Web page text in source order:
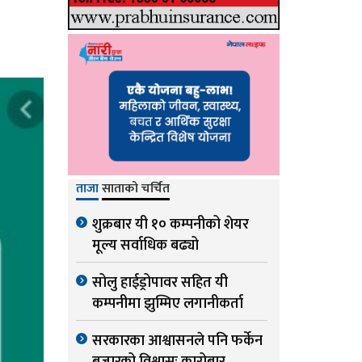
ताजासाताको चर्चित
शुक्रबार यी १० कम्पनीको शेयर
मूल्य सर्वाधिक बढ्यो
सोलु हाईड्रोपावर सहित यी
कम्पनीमा झुम्मिए लगानीकर्ता
सरकारका आश्वासनले पनि फर्केन